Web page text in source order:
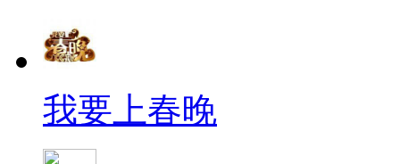
我要上春晚